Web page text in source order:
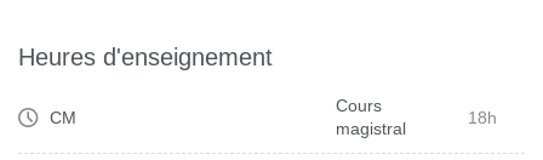
Heures d'enseignement
CM
Cours
magistral
18h